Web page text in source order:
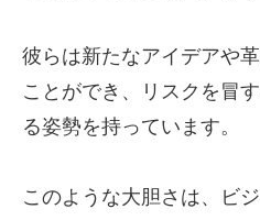
彼らは新たなアイデアや
ことができ、リスクを冒
る姿勢を持っています。
このような大胆さは、ビ